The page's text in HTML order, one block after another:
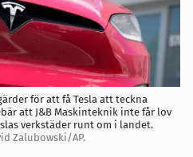
för att få Tesla att teckna
att J&B Maskinteknik inte får lov
verkstäder runt om i landet.
Zalubowski/AP.